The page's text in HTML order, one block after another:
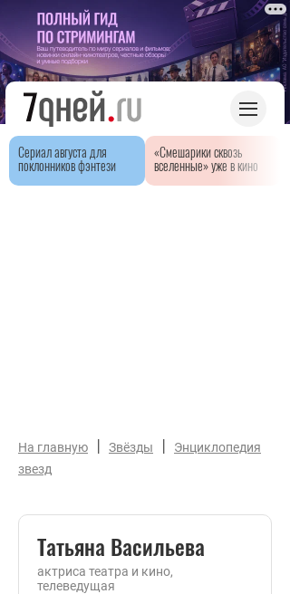
Сериал августа для
поклонников фэнтези
«Смешарики сквозь
вселенные» уже в кино
На главную | Звёзды |
Энциклопедия
звезд
Татьяна Васильева
актриса театра и кино,
телеведущая